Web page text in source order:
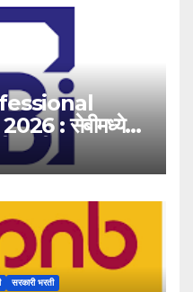
: सेबीमध्ये
भरती!
सरकारी भरती